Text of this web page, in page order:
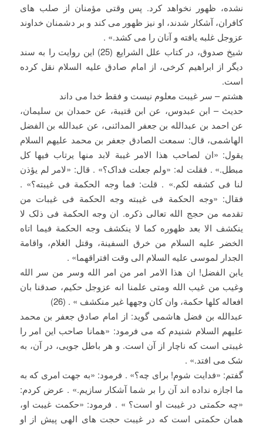
نشده، ظهور نخواهد کرد. پس وقتی مؤمنان از صلب های
کافران، آشکار شدند، او نیز ظهور می کند و بر دشمنان خداوند
عزوجل غلبه یافته و آنان را می کشد.» .
شیخ صدوق، در کتاب علل الشرایع (25) این روایت را به سند
دیگر از ابراهیم کرخی، از امام صادق علیه السلام نقل کرده
است.
هشتم – سر غیبت معلوم نیست و فقط خدا می داند
حدیث – ابن عبدوس، عن ابن قتیبة، عن حمدان بن سلیمان،
عن احمد بن عبدالله بن جعفر المدائنی، عن عبدالله بن الفضل
الهاشمی، قال: سمعت الصادق جعفر بن محمد علیهم السلام
یقول: «ان لصاحب هذا الامر غیبة لابد منها یرتاب فیها کل
مبطل.» . فقلت له: «ولم جعلت فداک؟» . قال: «لامر لم یؤذن
لنا فی کشفه لکم.» . قلت: فما وجه الحکمة فی غیبته؟» .
فقال: «وجه الحکمة فی غیبته وجه الحکمة فی غیبات من
تقدمه من حجج الله تعالی ذکره. ان وجه الحکمة فی ذلک لا
ینکشف الا بعد ظهوره کما لا ینکشف وجه الحکمة فیما اتاه
الخضر علیه السلام من خرق السفینة، وقتل الغلام، واقامة
الجدار لموسی علیه السلام الی وقت افتراقهما» .
یابن الفضل! ان هذا الامر امر من امر الله وسر من سر الله
وغیب من غیب الله ومتی علمنا انه عزوجل حکیم، صدقنا بان
افعاله کلها حکمة، وان کان وجهها غیر منکشف » . (26)
عبدالله بن فضل هاشمی گوید: از امام صادق جعفر بن محمد
علیهم السلام شنیدم که می فرمود: «همانا صاحب این امر را
غیبتی است که ناچار از آن است. و هر باطل جویی، در آن، به
شک می افتد.» .
گفتم: «فدایت شوم! برای چه؟» . فرمود: «به جهت امری که به
ما اجازه نداده اند آن را بر شما آشکار سازیم.» . عرض کردم:
«چه حکمتی در غیبت او است؟ » . فرمود: «حکمت غیبت او،
همان حکمتی است که در غیبت حجت های الهی پیش از او